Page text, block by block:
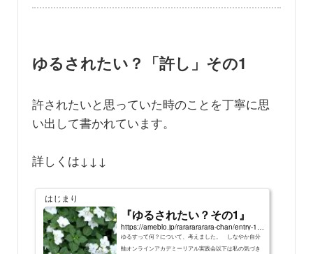
ゆるされたい？「許し」その1
許されたいと思っていた時のことを丁寧に思
い出して書かれています。
詳しくは↓↓↓
はじまり
『ゆるされたい？その1』
https://ameblo.jp/rararararara-chan/entry-12530159429.html
ゆるすって何？について、考えました。 しなやか自分
軸オンラインアカデミーリアル実践会以下は私の気づき